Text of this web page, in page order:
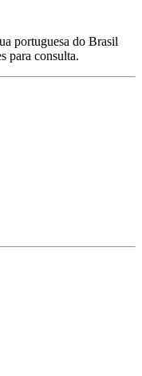
portuguesa do Brasil
para consulta.